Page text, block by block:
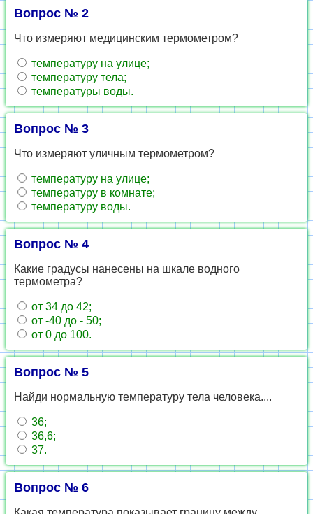
Вопрос № 2
Что измеряют медицинским термометром?
температуру на улице;
температуру тела;
температуры воды.
Вопрос № 3
Что измеряют уличным термометром?
температуру на улице;
температуру в комнате;
температуру воды.
Вопрос № 4
Какие градусы нанесены на шкале водного
термометра?
от 34 до 42;
от -40 до - 50;
от 0 до 100.
Вопрос № 5
Найди нормальную температуру тела человека....
36;
36,6;
37.
Вопрос № 6